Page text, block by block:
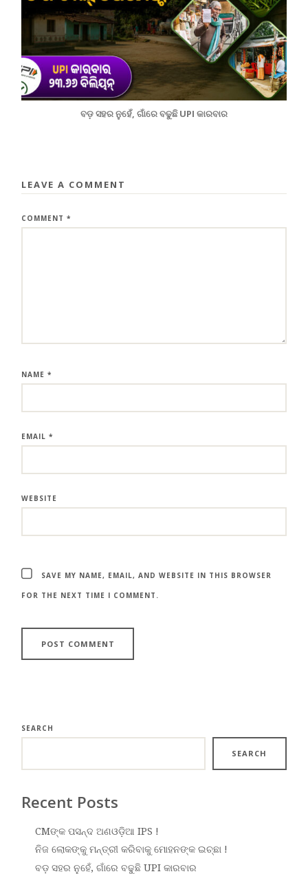
ବଡ଼ ସହର ନୁହେଁ, ଗାଁରେ ବଢୁଛି UPI କାରବାର
LEAVE A COMMENT
COMMENT*
NAME*
EMAIL*
WEBSITE
SAVE MY NAME, EMAIL, AND WEBSITE IN THIS BROWSER
FOR THE NEXT TIME I COMMENT.
SEARCH
SEARCH
Recent Posts
CMଙ୍କ ପସନ୍ଦ ଅଣଓଡ଼ିଆ IPS !
ନିଜ ଲୋକଙ୍କୁ ମନ୍ତ୍ରୀ କରିବାକୁ ମୋହନଙ୍କ ଇଚ୍ଛା !
ବଡ଼ ସହର ନୁହେଁ, ଗାଁରେ ବଢୁଛି UPI କାରବାର